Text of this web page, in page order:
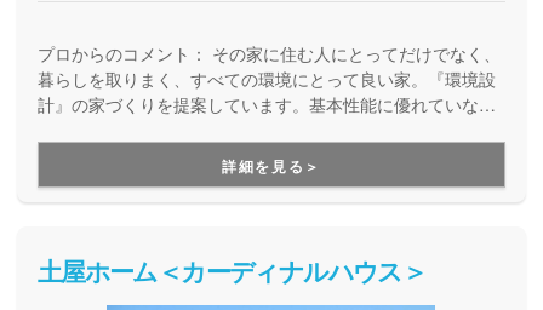
プロからのコメント： その家に住む人にとってだけでなく、
暮らしを取りまく、すべての環境にとって良い家。『環境設
計』の家づくりを提案しています。基本性能に優れていなが
で、そしてエコな住宅を提供しています。
詳細を見る＞
土屋ホーム＜カーディナルハウス＞